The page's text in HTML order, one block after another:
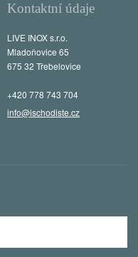
Kontaktní údaje
LIVE INOX s.r.o.
Mladoňovice 65
675 32 Třebelovice
+420 778 743 704
info@ischodiste.cz